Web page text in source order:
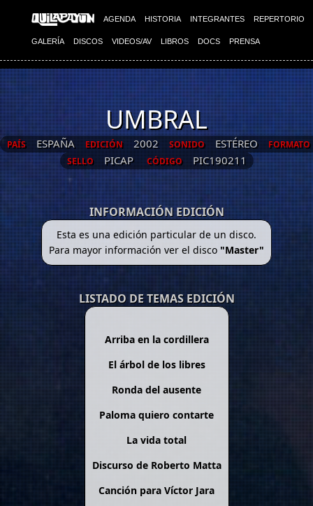
AGENDA HISTORIA INTEGRANTES REPERTORIO
GALERÍA DISCOS VIDEOS/AV LIBROS DOCS PRENSA
UMBRAL
PAÍS ESPAÑA EDICIÓN 2002 SONIDO ESTÉREO
FORMATO
SELLO
PICAP CÓDIGO PIC190211
INFORMACIÓN EDICIÓN
Esta es una edición particular de un disco.
Para mayor información ver el disco "Master"
LISTADO DE TEMAS EDICIÓN
Arriba en la cordillera
El árbol de los libres
Ronda del ausente
Paloma quiero contarte
La vida total
Discurso de Roberto Matta
Canción para Víctor Jara